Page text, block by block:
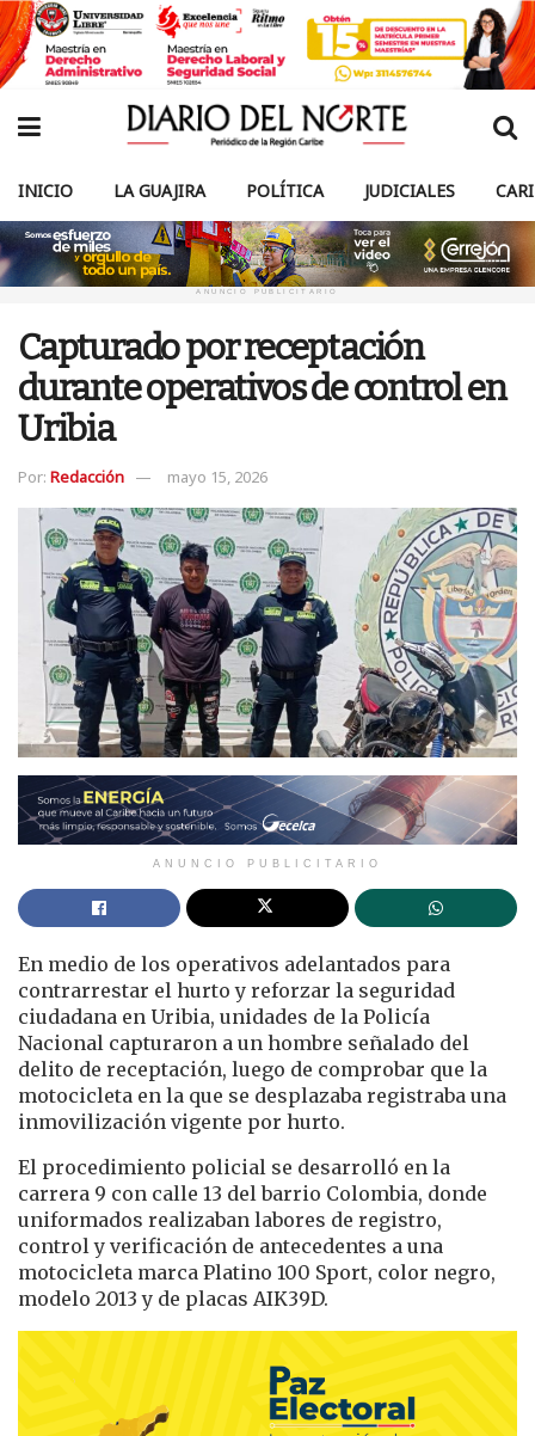
INICIO LA GUAJIRA POLÍTICA JUDICIALES
ANUNCIO PUBLICITARIO
Capturado por receptación
durante operativos de control en
Uribia
Por: Redacción mayo 15, 2026
ANUNCIO PUBLICITARIO
En medio de los operativos adelantados para
contrarrestar el hurto y reforzar la seguridad
ciudadana en Uribia, unidades de la Policía
Nacional capturaron a un hombre señalado del
delito de receptación, luego de comprobar que la
motocicleta en la que se desplazaba registraba una
inmovilización vigente por hurto.
El procedimiento policial se desarrolló en la
carrera 9 con calle 13 del barrio Colombia, donde
uniformados realizaban labores de registro,
control y verificación de antecedentes a una
motocicleta marca Platino 100 Sport, color negro,
modelo 2013 y de placas AIK39D.